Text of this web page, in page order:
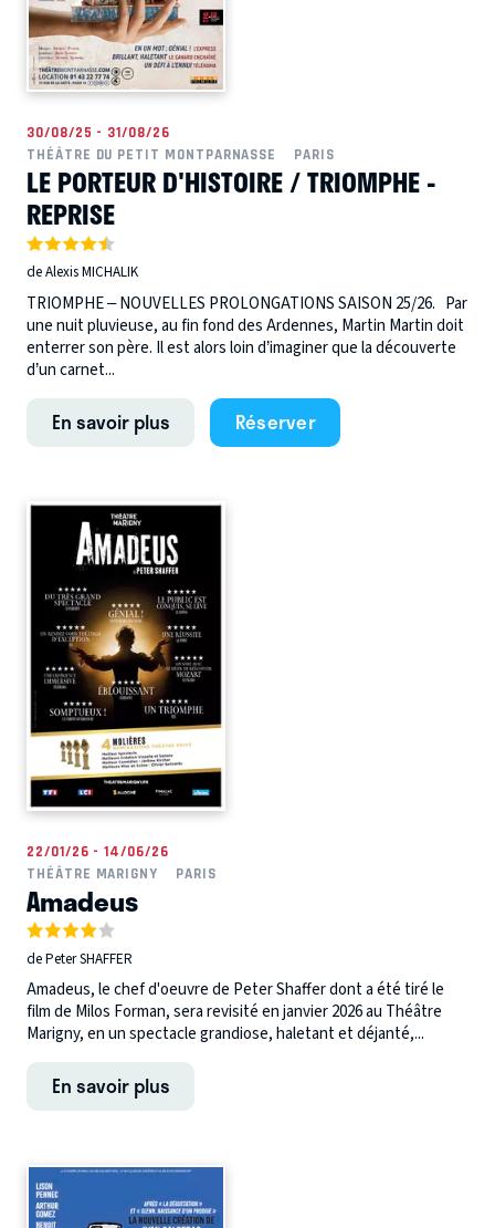
30/08/25 - 31/08/26
THÉÂTRE DU PETIT MONTPARNASSE
PARIS
LE PORTEUR D'HISTOIRE / TRIOMPHE -
REPRISE
de Alexis MICHALIK
TRIOMPHE – NOUVELLES PROLONGATIONS SAISON 25/26. Par
une nuit pluvieuse, au fin fond des Ardennes, Martin Martin doit
enterrer son père. Il est alors loin d’imaginer que la découverte
d’un carnet...
En savoir plus Réserver
22/01/26 - 14/06/26
THÉÂTRE MARIGNY
PARIS
Amadeus
de Peter SHAFFER
Amadeus, le chef d'oeuvre de Peter Shaffer dont a été tiré le
film de Milos Forman, sera revisité en janvier 2026 au Théâtre
Marigny, en un spectacle grandiose, haletant et déjanté,...
En savoir plus